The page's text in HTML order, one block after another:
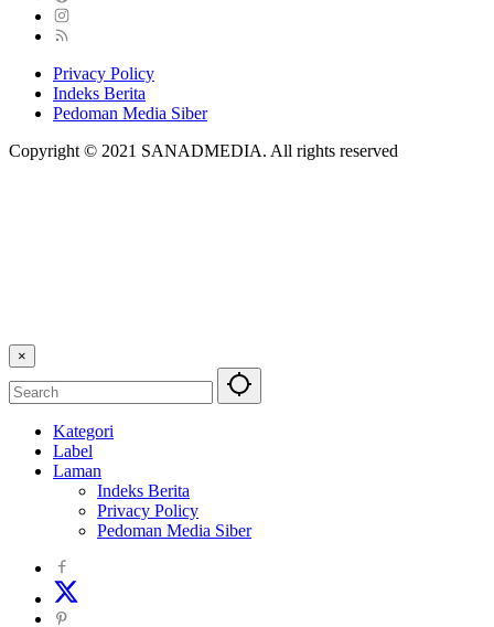
Privacy Policy
Indeks Berita
Pedoman Media Siber
Copyright © 2021 SANADMEDIA. All rights reserved
×
Kategori
Label
Laman
Indeks Berita
Privacy Policy
Pedoman Media Siber